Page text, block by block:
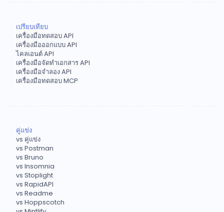
เปรียบเทียบ
เครื่องมือทดสอบ API
เครื่องมือออกแบบ API
ไคลเอนต์ API
เครื่องมือจัดทำเอกสาร API
เครื่องมือจำลอง API
เครื่องมือทดสอบ MCP
คู่แข่ง
vs คู่แข่ง
vs Postman
vs Bruno
vs Insomnia
vs Stoplight
vs RapidAPI
vs Readme
vs Hoppscotch